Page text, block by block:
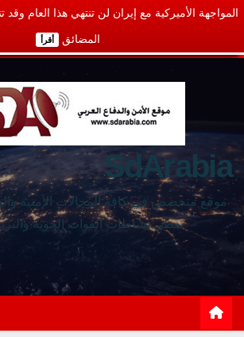
المواجهة الأميركية مع إيران لن تنتهي هذا العام وقد
المضائق أقرأ
SdArabia
موقع متخصص في كافة المجالات الأمنية
يغطي نشاطات القوات الجوية